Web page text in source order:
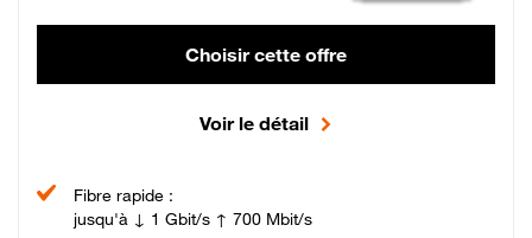
Choisir cette offre
Voir le détail
Fibre rapide :
jusqu'à ↓ 1 Gbit/s ↑ 700 Mbit/s